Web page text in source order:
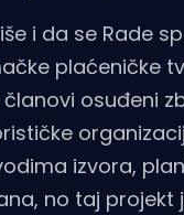
i da se Rade
plaćeničke
osuđeni
izvora,
no taj projekt